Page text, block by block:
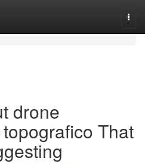
drone
That